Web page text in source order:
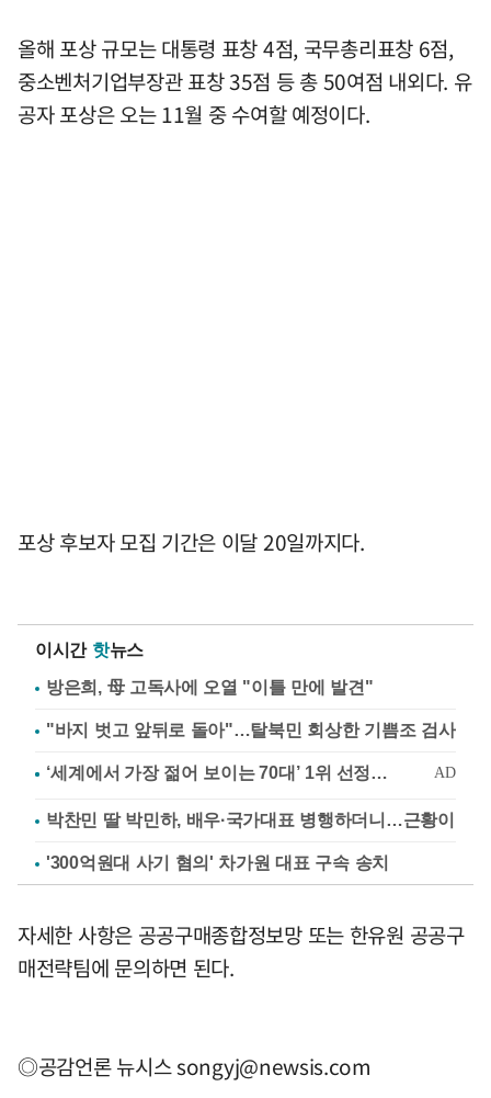
올해 포상 규모는 대통령 표창 4점, 국무총리표창 6점,
중소벤처기업부장관 표창 35점 등 총 50여점 내외다. 유
공자 포상은 오는 11월 중 수여할 예정이다.
포상 후보자 모집 기간은 이달 20일까지다.
이시간 핫뉴스
방은희, 母 고독사에 오열 "이틀 만에 발견"
"바지 벗고 앞뒤로 돌아"…탈북민 회상한 기쁨조 검사
박찬민 딸 박민하, 배우·국가대표 병행하더니…근황이
'300억원대 사기 혐의' 차가원 대표 구속 송치
자세한 사항은 공공구매종합정보망 또는 한유원 공공구
매전략팀에 문의하면 된다.
◎공감언론 뉴시스songyj@newsis.com